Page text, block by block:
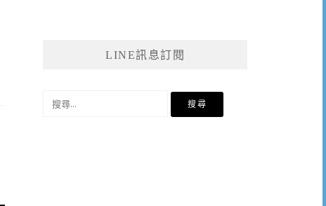
LINE訊息訂閱